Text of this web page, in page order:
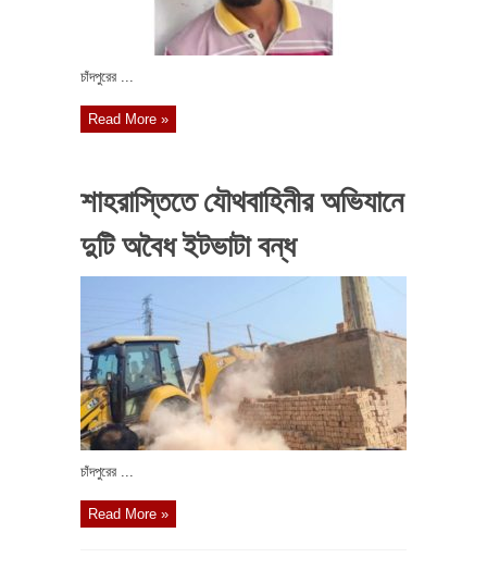
চাঁদপুরের ...
Read More »
শাহরাস্তিতে যৌথবাহিনীর অভিযানে
দুটি অবৈধ ইটভাটা বন্ধ
চাঁদপুরের ...
Read More »